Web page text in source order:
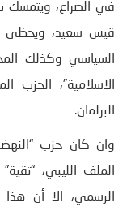
في الصراع، ويتمسك ب
قيس سعيد، ويحظى
السياسي وكذلك
الاسلامية”،
البرلمان.
وان كان حزب
الملف الليبي،
الرسمي، الا أن